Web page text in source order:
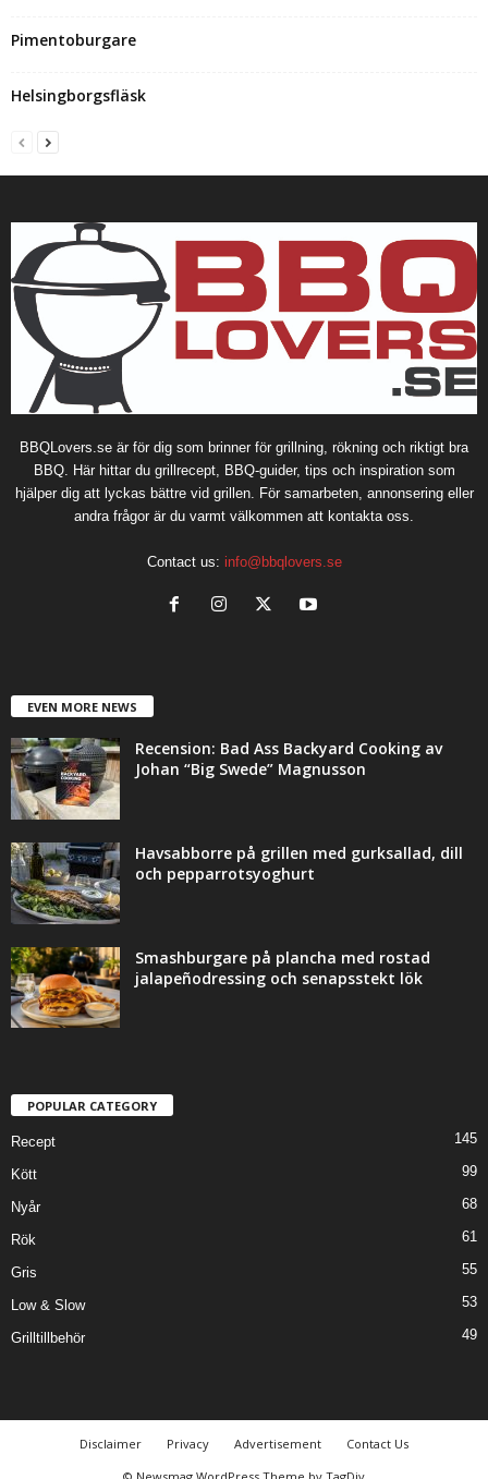
Pimentoburgare
Helsingborgsfläsk
BBQLovers.se är för dig som brinner för grillning, rökning och riktigt bra
BBQ. Här hittar du grillrecept, BBQ-guider, tips och inspiration som
hjälper dig att lyckas bättre vid grillen. För samarbeten, annonsering eller
andra frågor är du varmt välkommen att kontakta oss.
Contact us: info@bbqlovers.se
EVEN MORE NEWS
Recension: Bad Ass Backyard Cooking av
Johan “Big Swede” Magnusson
Havsabborre på grillen med gurksallad, dill
och pepparrotsyoghurt
Smashburgare på plancha med rostad
jalapeñodressing och senapsstekt lök
POPULAR CATEGORY
Recept 145
Kött 99
Nyår 68
Rök 61
Gris 55
Low & Slow 53
Grilltillbehör 49
Disclaimer Privacy Advertisement
Contact Us